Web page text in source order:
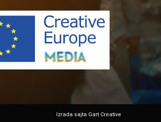
Izrada sajta Gart Creative